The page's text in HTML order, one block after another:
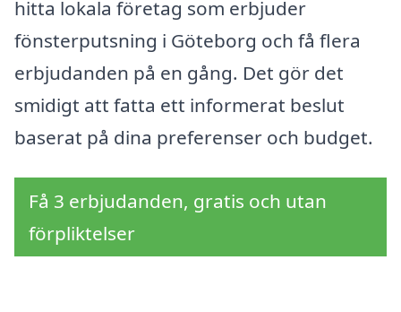
hitta lokala företag som erbjuder
fönsterputsning i Göteborg och få flera
erbjudanden på en gång. Det gör det
smidigt att fatta ett informerat beslut
baserat på dina preferenser och budget.
Få 3 erbjudanden, gratis och utan
förpliktelser